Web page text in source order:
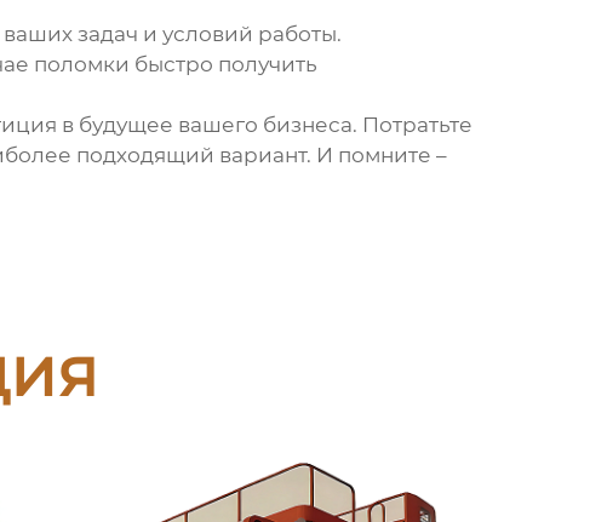
задач и условий работы.
поломки быстро получить
в будущее вашего бизнеса. Потратьте
подходящий вариант. И помните –